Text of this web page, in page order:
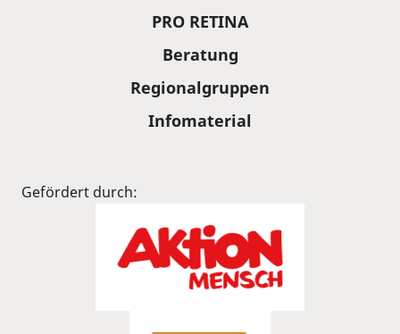
PRO RETINA
Beratung
Regionalgruppen
Infomaterial
Gefördert durch: